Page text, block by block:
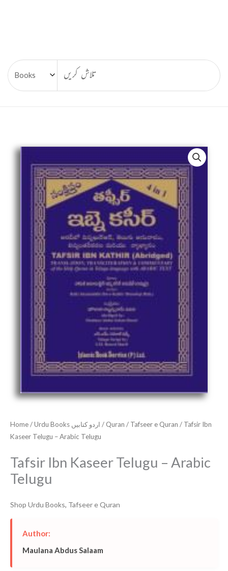
Home/ Urdu Books اردو کتابیں / Quran / Tafseer e Quran / Tafsir Ibn
Kaseer Telugu – Arabic Telugu
Tafsir Ibn Kaseer Telugu – Arabic
Telugu
Shop Urdu Books, Tafseer e Quran
Author:
Maulana Abdus Salaam